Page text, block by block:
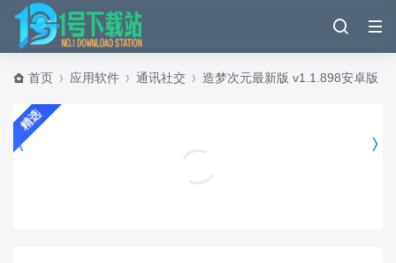
首页 应用软件 通讯社交 造梦次元最新版 v1.1.898安卓版
精选